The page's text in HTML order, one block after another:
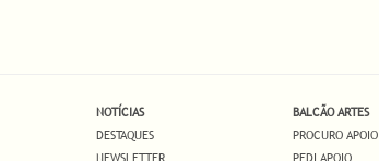
NOTÍCIAS
DESTAQUES
BALCÃO ARTES
PROCURO APOIO